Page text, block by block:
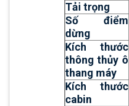
Tải trọng
Số điểm
dừng
Kích thước
thông thủy ô
thang máy
Kích thước
cabin